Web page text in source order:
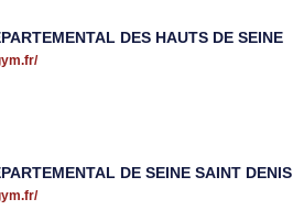
DES HAUTS DE SEINE
DE SEINE SAINT DENIS